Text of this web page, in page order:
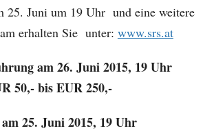
25. Juni um 19 Uhr und eine weitere
erhalten Sie unter: www.srs.at
am 26. Juni 2015, 19 Uhr
50,- bis EUR 250,-
25. Juni 2015, 19 Uhr